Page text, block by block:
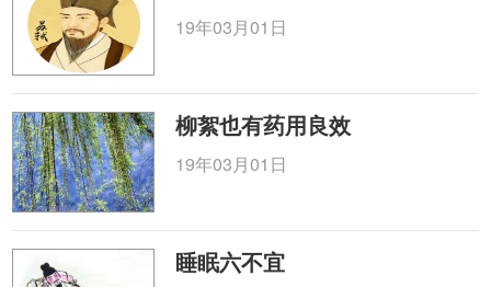
19年03月01日
柳絮也有药用良效
19年03月01日
睡眠六不宜